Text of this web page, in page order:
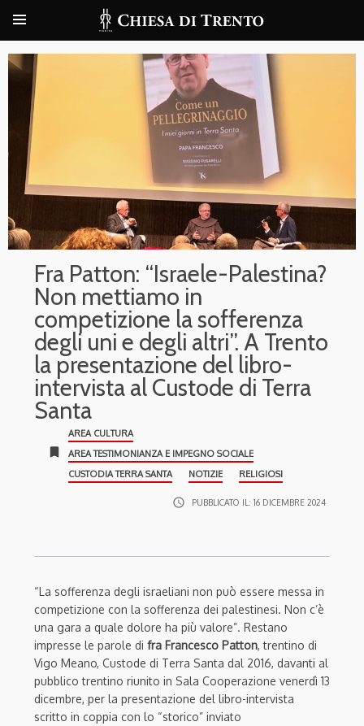
Fra Patton: “Israele-Palestina?
Non mettiamo in
competizione la sofferenza
degli uni e degli altri”. A Trento
la presentazione del libro-
intervista al Custode di Terra
Santa
bookmark
AREA CULTURA
AREA TESTIMONIANZA E IMPEGNO SOCIALE
CUSTODIA TERRA SANTA
NOTIZIE RELIGIOSI
access_time PUBBLICATO IL: 16 DICEMBRE 2024
“La sofferenza degli israeliani non può essere messa in
competizione con la sofferenza dei palestinesi. Non c’è
una gara a quale dolore ha più valore”. Restano
impresse le parole di fra Francesco Patton, trentino di
Vigo Meano, Custode di Terra Santa dal 2016, davanti al
pubblico trentino riunito in Sala Cooperazione venerdì 13
dicembre, per la presentazione del libro-intervista
scritto in coppia con lo “storico” inviato